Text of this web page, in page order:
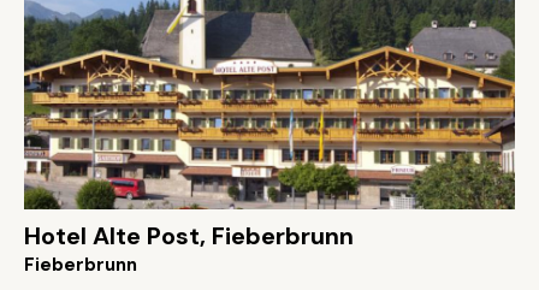
Hotel Alte Post, Fieberbrunn
Fieberbrunn